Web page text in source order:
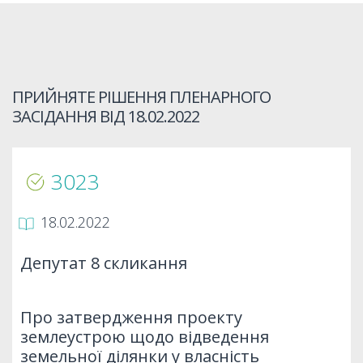
ПРИЙНЯТЕ РІШЕННЯ ПЛЕНАРНОГО
ЗАСІДАННЯ ВІД18.02.2022
3023
18.02.2022
Депутат 8 скликання
Про затвердження проекту
землеустрою щодо відведення
земельної ділянки у власність